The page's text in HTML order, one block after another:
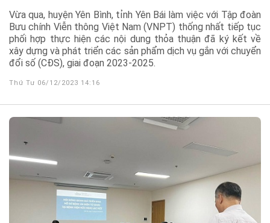
Vừa qua, huyện Yên Bình, tỉnh Yên Bái làm việc với Tập đoàn
Bưu chính Viễn thông Việt Nam (VNPT) thống nhất tiếp tục
phối hợp thực hiện các nội dung thỏa thuận đã ký kết về
xây dựng và phát triển các sản phẩm dịch vụ gắn với chuyển
đổi số (CĐS), giai đoạn 2023-2025.
Thứ Tư 06/12/2023 14:16